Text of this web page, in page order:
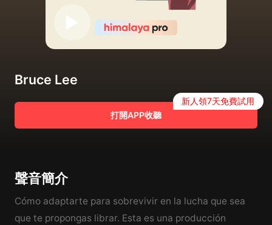
Bruce Lee
打開APP收聽
新人領7天免費試用
聲音簡介
Cómo adaptarte para sobrevivir en la lucha que sea
que te propongas librar. Esta es una producción